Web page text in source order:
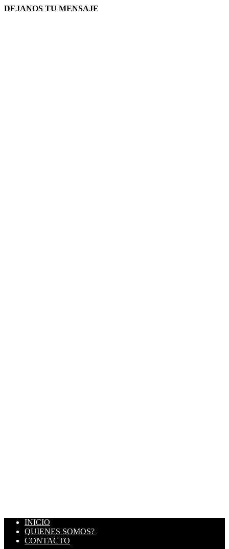
DEJANOS TU MENSAJE
INICIO
QUIENES SOMOS?
CONTACTO